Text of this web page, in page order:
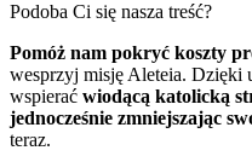
Podoba Ci się nasza treść?
Pomóż nam pokryć koszty
wesprzyj misję Aleteia. Dzięki
wspierać wiodącą katolicką
jednocześnie zmniejszając
teraz.